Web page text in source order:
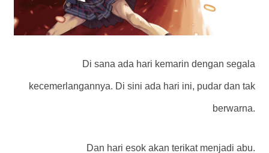
Di sana ada hari kemarin dengan segala
kecemerlangannya. Di sini ada hari ini, pudar dan tak
berwarna.
Dan hari esok akan terikat menjadi abu.